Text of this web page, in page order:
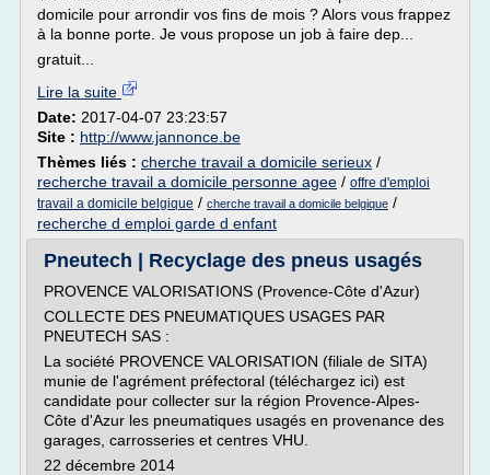
domicile pour arrondir vos fins de mois ? Alors vous frappez
à la bonne porte. Je vous propose un job à faire dep...
gratuit...
Lire la suite
Date: 2017-04-07 23:23:57
Site : http://www.jannonce.be
Thèmes liés : cherche travail a domicile serieux /
recherche travail a domicile personne agee / offre d'emploi
travail a domicile belgique / cherche travail a domicile belgique /
recherche d emploi garde d enfant
Pneutech | Recyclage des pneus usagés
PROVENCE VALORISATIONS (Provence-Côte d'Azur)
COLLECTE DES PNEUMATIQUES USAGES PAR
PNEUTECH SAS :
La société PROVENCE VALORISATION (filiale de SITA)
munie de l'agrément préfectoral (téléchargez ici) est
candidate pour collecter sur la région Provence-Alpes-
Côte d'Azur les pneumatiques usagés en provenance des
garages, carrosseries et centres VHU.
22 décembre 2014